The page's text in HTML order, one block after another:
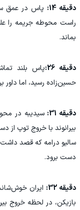
دقیقه 14:
پاس در عمق
راست محوطه جریمه را
بماند.
دقیقه 26:
پاس بلند
حسین‌زاده رسید، اما
دقیقه 31:
سیدیبه در
بیرانوند با خروج توپ از
سالیو درامه که قصد داشت
دست برود.
دقیقه 32:
ایران
بازیکن، در لحظه خروج